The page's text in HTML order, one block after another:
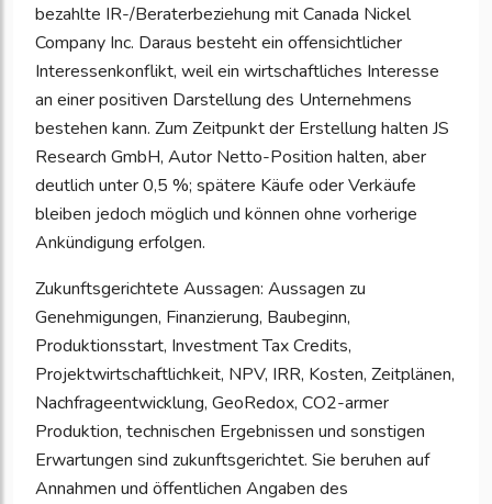
bezahlte IR-/Beraterbeziehung mit Canada Nickel
Company Inc. Daraus besteht ein offensichtlicher
Interessenkonflikt, weil ein wirtschaftliches Interesse
an einer positiven Darstellung des Unternehmens
bestehen kann. Zum Zeitpunkt der Erstellung halten JS
Research GmbH, Autor Netto-Position halten, aber
deutlich unter 0,5 %; spätere Käufe oder Verkäufe
bleiben jedoch möglich und können ohne vorherige
Ankündigung erfolgen.
Zukunftsgerichtete Aussagen: Aussagen zu
Genehmigungen, Finanzierung, Baubeginn,
Produktionsstart, Investment Tax Credits,
Projektwirtschaftlichkeit, NPV, IRR, Kosten, Zeitplänen,
Nachfrageentwicklung, GeoRedox, CO2-armer
Produktion, technischen Ergebnissen und sonstigen
Erwartungen sind zukunftsgerichtet. Sie beruhen auf
Annahmen und öffentlichen Angaben des